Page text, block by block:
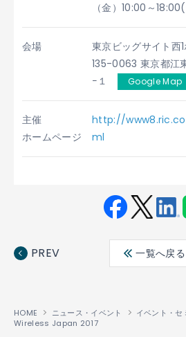
（金）10:00～
会場
東京ビッグサイト西
135-0063 東京都江
−１
Google Map
主催
ホームページ
http://
ml
ebo ter
edin
PREV 一覧へ戻る
HOME ニュース・イベント
イベント・セ
Wireless Japan 2017